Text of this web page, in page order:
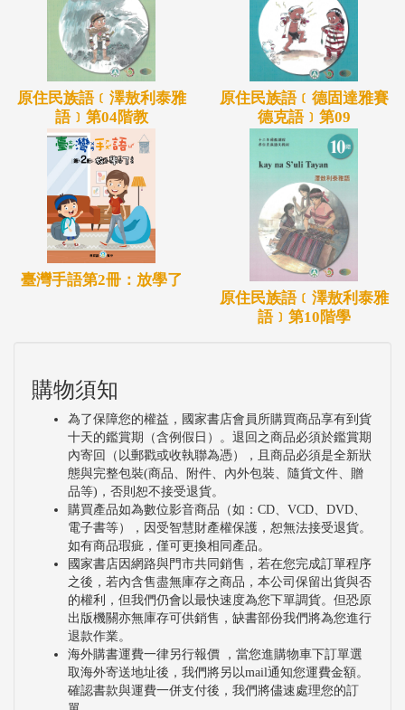
原住民族語﹝澤敖利泰雅
語﹞第04階教
原住民族語﹝德固達雅賽
德克語﹞第09
臺灣手語第2冊：放學了
原住民族語﹝澤敖利泰雅
語﹞第10階學
購物須知
為了保障您的權益，國家書店會員所購買商品享有到貨
十天的鑑賞期（含例假日）。退回之商品必須於鑑賞期
內寄回（以郵戳或收執聯為憑），且商品必須是全新狀
態與完整包裝(商品、附件、內外包裝、隨貨文件、贈
品等)，否則恕不接受退貨。
購買產品如為數位影音商品（如：CD、VCD、DVD、
電子書等），因受智慧財產權保護，恕無法接受退貨。
如有商品瑕疵，僅可更換相同產品。
國家書店因網路與門市共同銷售，若在您完成訂單程序
之後，若內含售盡無庫存之商品，本公司保留出貨與否
的權利，但我們仍會以最快速度為您下單調貨。但恐原
出版機關亦無庫存可供銷售，缺書部份我們將為您進行
退款作業。
海外購書運費一律另行報價 ，當您進購物車下訂單選
取海外寄送地址後，我們將另以mail通知您運費金額。
確認書款與運費一併支付後，我們將儘速處理您的訂